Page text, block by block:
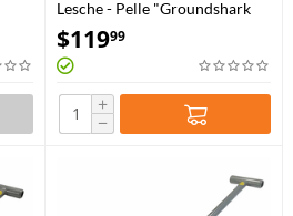
Lesche - Pelle "Groundshark
Relic Hunter"
$11999
+
−